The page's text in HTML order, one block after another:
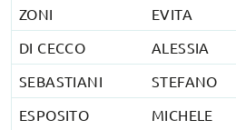
ZONI
EVITA
DI CECCO
ALESSIA
SEBASTIANI
STEFANO
ESPOSITO
MICHELE